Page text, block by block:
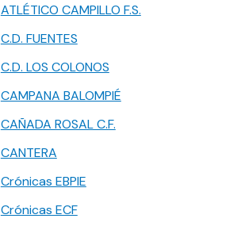
ATLÉTICO CAMPILLO F.S.
C.D. FUENTES
C.D. LOS COLONOS
CAMPANA BALOMPIÉ
CAÑADA ROSAL C.F.
CANTERA
Crónicas EBPIE
Crónicas ECF